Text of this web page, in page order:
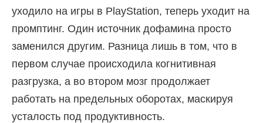
уходило на игры в PlayStation, теперь уходит на
промптинг. Один источник дофамина просто
заменился другим. Разница лишь в том, что в
первом случае происходила когнитивная
разгрузка, а во втором мозг продолжает
работать на предельных оборотах, маскируя
усталость под продуктивность.